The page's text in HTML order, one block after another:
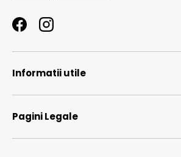
FacebookInstagram
Informatii utile
Pagini Legale